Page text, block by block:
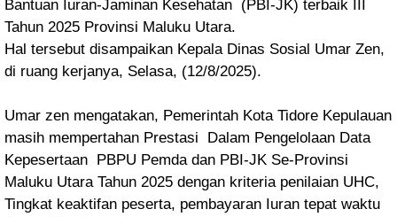
Bantuan Iuran-Jaminan Kesehatan (PBI-JK) terbaik III
Tahun 2025 Provinsi Maluku Utara.
Hal tersebut disampaikan Kepala Dinas Sosial Umar Zen,
di ruang kerjanya, Selasa, (12/8/2025).
Umar zen mengatakan, Pemerintah Kota Tidore Kepulauan
masih mempertahan Prestasi Dalam Pengelolaan Data
Kepesertaan PBPU Pemda dan PBI-JK Se-Provinsi
Maluku Utara Tahun 2025 dengan kriteria penilaian UHC,
Tingkat keaktifan peserta, pembayaran Iuran tepat waktu